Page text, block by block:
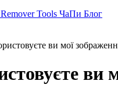
Tools ЧаПи Блог
ви мої
ви